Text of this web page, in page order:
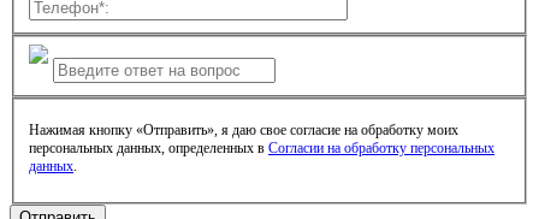
Нажимая кнопку «Отправить», я даю свое согласие на обработку моих
персональных данных, определенных в Согласии на обработку персональных
данных